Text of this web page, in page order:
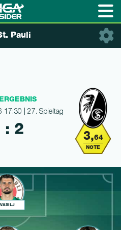
Pauli
3,64
NOTE
17:30 | 27. Spieltag
: 2
VASILJ